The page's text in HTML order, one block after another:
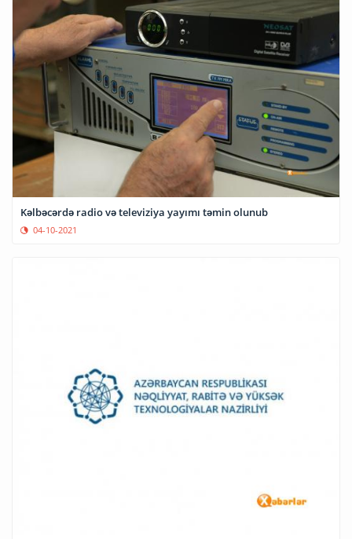
Kəlbəcərdə radio və televiziya yayımı təmin olunub
04-10-2021